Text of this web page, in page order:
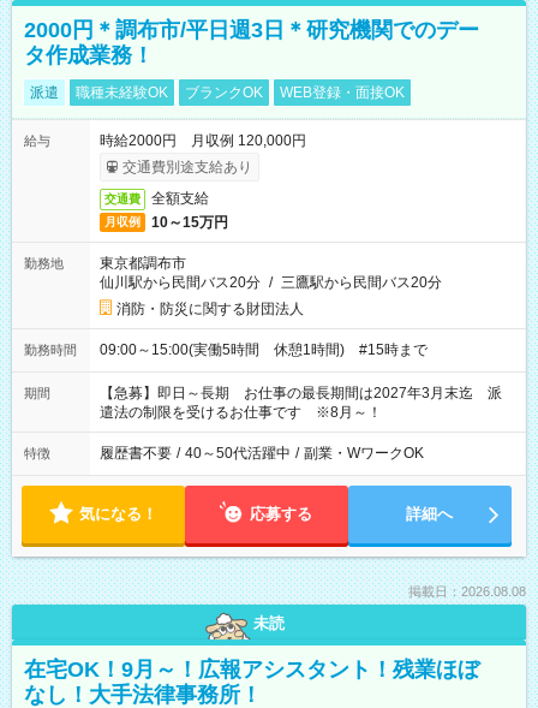
2000円＊調布市/平日週3日＊研究機関でのデー
タ作成業務！
派遣 職種未経験OK ブランクOK WEB登録・面接OK
給与
時給2000円 月収例 120,000円
交通費別途支給あり
交通費 全額支給
月収例 10～15万円
勤務地
東京都調布市
仙川駅から民間バス20分 / 三鷹駅から民間バス20分
消防・防災に関する財団法人
勤務時間 09:00～15:00(実働5時間 休憩1時間) #15時まで
期間
【急募】即日～長期 お仕事の最長期間は2027年3月末迄 派
遣法の制限を受けるお仕事です ※8月～！
特徴 履歴書不要 / 40～50代活躍中 / 副業・WワークOK
気になる！ 応募する 詳細へ
掲載日：2026.08.08
未読
在宅OK！9月～！広報アシスタント！残業ほぼ
なし！大手法律事務所！